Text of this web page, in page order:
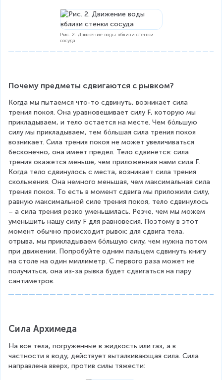
Рис. 2. Движение воды вблизи стенки
сосуда
Почему предметы сдвигаются с рывком?
Когда мы пытаемся что-то сдвинуть, возникает сила
трения покоя. Она уравновешивает силу F, которую мы
прикладываем, и тело остается на месте. Чем бόльшую
силу мы прикладываем, тем бόльшая сила трения покоя
возникает. Сила трения покоя не может увеличиваться
бесконечно, она имеет предел. Тело сдвинется: сила
трения окажется меньше, чем приложенная нами сила F.
Когда тело сдвинулось с места, возникает сила трения
скольжения. Она немного меньшая, чем максимальная сила
трения покоя. То есть в момент сдвига мы приложили силу,
равную максимальной силе трения покоя, тело сдвинулось
– а сила трения резко уменьшилась. Резче, чем мы можем
уменьшить нашу силу F для равновесия. Поэтому в этот
момент обычно происходит рывок: для сдвига тела,
отрыва, мы прикладываем бόльшую силу, чем нужна потом
при движении. Попробуйте одним пальцем сдвинуть книгу
на столе на один миллиметр. С первого раза может не
получиться, она из-за рывка будет сдвигаться на пару
сантиметров.
Сила Архимеда
На все тела, погруженные в жидкость или газ, а в
частности в воду, действует выталкивающая сила. Сила
направлена вверх, против силы тяжести: